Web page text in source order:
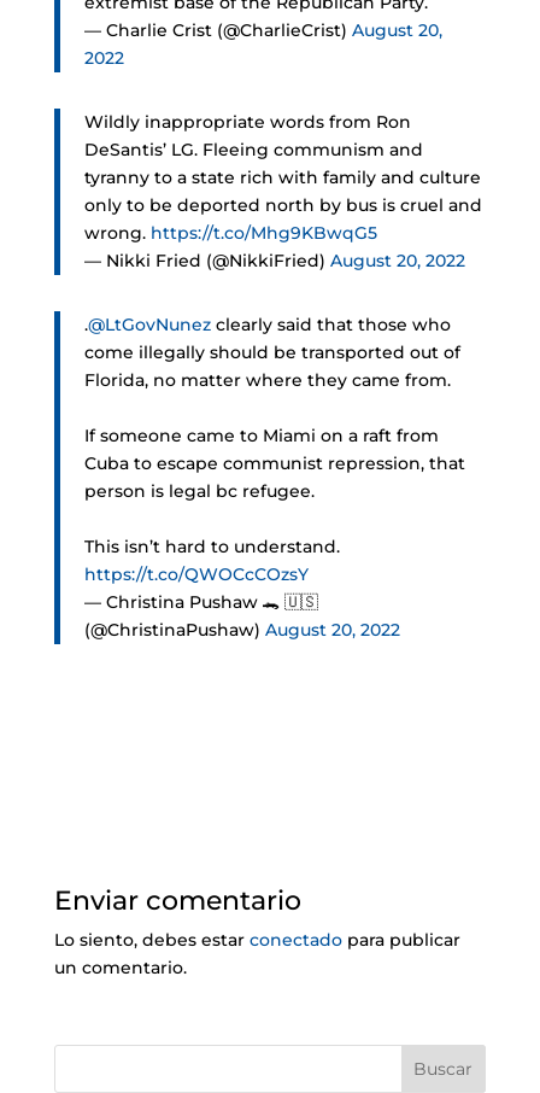
— Charlie Crist (@CharlieCrist) August 20,
2022
Wildly inappropriate words from Ron
DeSantis’ LG. Fleeing communism and
tyranny to a state rich with family and culture
only to be deported north by bus is cruel and
wrong. https://t.co/Mhg9KBwqG5
— Nikki Fried (@NikkiFried) August 20, 2022
.@LtGovNunezclearly said that those who
come illegally should be transported out of
Florida, no matter where they came from.
If someone came to Miami on a raft from
Cuba to escape communist repression, that
person is legal bc refugee.
This isn’t hard to understand.
https://t.co/QWOCcCOzsY
— Christina Pushaw 🐊 🇺🇸
(@ChristinaPushaw) August 20, 2022
Enviar comentario
Lo siento, debes estar conectadopara publicar
un comentario.
Buscar